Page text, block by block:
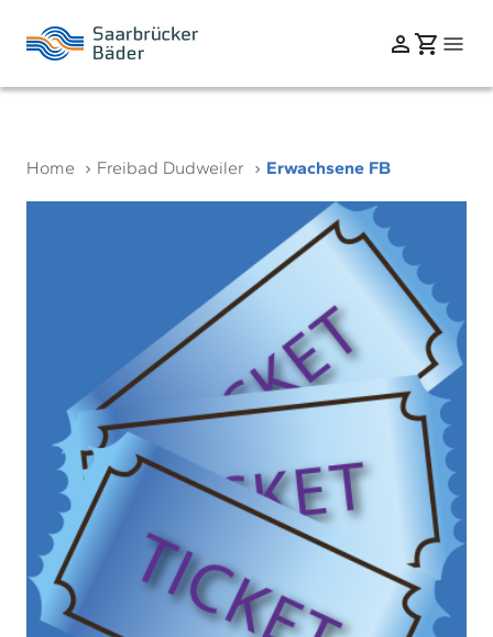
Home Freibad Dudweiler Erwachsene FB